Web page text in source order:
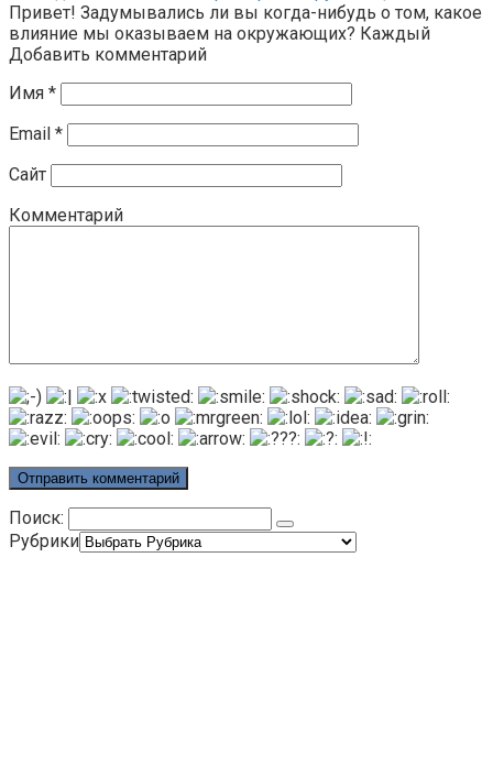
Привет! Задумывались ли вы когда-нибудь о том, какое
влияние мы оказываем на окружающих? Каждый
Добавить комментарий
Имя *
Email *
Сайт
Комментарий
Поиск:
Рубрики